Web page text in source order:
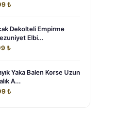
₺
Dekolteli Empirme
Elbi...
₺
Yaka Balen Korse Uzun
A...
₺